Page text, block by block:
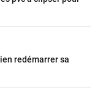
redémarrer sa